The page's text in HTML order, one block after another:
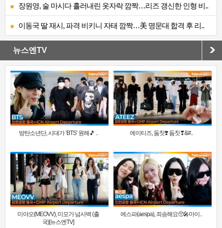
장원영, 술 마시다 흘러내린 옷자락 깜짝…리즈 갱신한 인형 비..
이동국 딸 재시, 파격 비키니 자태 깜짝…美 명문대 합격 후 리..
뉴스엔TV
방탄소년단, 시대가 ‘BTS’ 원해🎵 .. 에이티즈, 둠칫❣️ 둠칫❣&#..
미야오(MEOVV), 미모가 넘사벽 (출
국)[뉴스엔TV]
에스파(aespa), 죄송해요🥺🎤마이..